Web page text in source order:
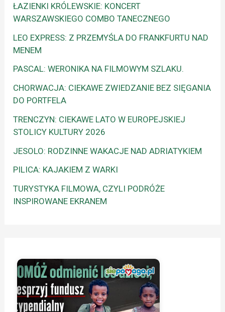
ŁAZIENKI KRÓLEWSKIE: KONCERT
WARSZAWSKIEGO COMBO TANECZNEGO
LEO EXPRESS: Z PRZEMYŚLA DO FRANKFURTU NAD
MENEM
PASCAL: WERONIKA NA FILMOWYM SZLAKU.
CHORWACJA: CIEKAWE ZWIEDZANIE BEZ SIĘGANIA
DO PORTFELA
TRENCZYN: CIEKAWE LATO W EUROPEJSKIEJ
STOLICY KULTURY 2026
JESOLO: RODZINNE WAKACJE NAD ADRIATYKIEM
PILICA: KAJAKIEM Z WARKI
TURYSTYKA FILMOWA, CZYLI PODRÓŻE
INSPIROWANE EKRANEM